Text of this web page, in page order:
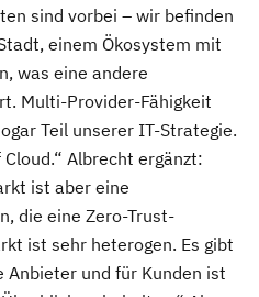
sind vorbei – wir befinden
einem Ökosystem mit
was eine andere
Multi-Provider-Fähigkeit
Teil unserer IT-Strategie.
Albrecht ergänzt:
ist aber eine
die eine Zero-Trust-
ist sehr heterogen. Es gibt
und für Kunden ist